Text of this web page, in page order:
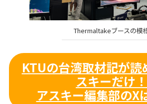
Thermaltakeブースの模
KTUの台湾取材記が読
スキーだけ！
アスキー編集部のX